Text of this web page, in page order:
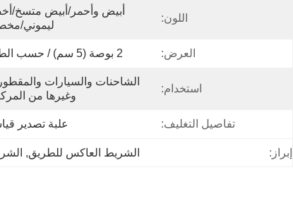
اللون:
ليموني/
العرض: 2 بوصة (5 سم) / حسب الطلب
استخدام:
وغيرها من
تفاصيل التغليف: علبة تصدير
إبراز: الشريط العاكس للطريق,